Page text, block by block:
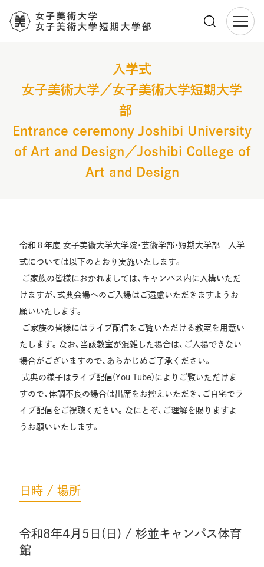
入学式
女子美術大学／女子美術大学短期大学
部
Entrance ceremony Joshibi University
of Art and Design／Joshibi College of
Art and Design
令和８年度 女子美術大学大学院・芸術学部・短期大学部 入学
式については以下のとおり実施いたします。
ご家族の皆様におかれましては、キャンパス内に入構いただ
けますが、式典会場へのご入場はご遠慮いただきますようお
願いいたします。
ご家族の皆様にはライブ配信をご覧いただける教室を用意い
たします。なお、当該教室が混雑した場合は、ご入場できない
場合がございますので、あらかじめご了承ください。
式典の様子はライブ配信(You Tube)によりご覧いただけま
すので、体調不良の場合は出席をお控えいただき、ご自宅でラ
イブ配信をご視聴ください。なにとぞ、ご理解を賜りますよ
うお願いいたします。
日時 / 場所
令和8年4月5日(日) / 杉並キャンパス体育
館